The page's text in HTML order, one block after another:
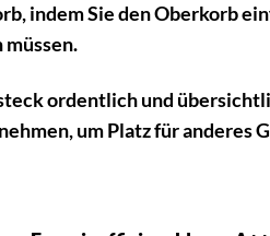
indem Sie den Oberkorb
ordentlich und
um Platz für anderes